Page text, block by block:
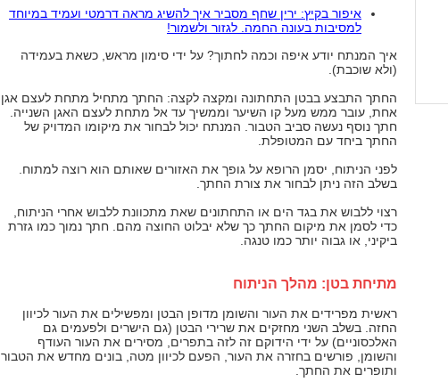
איפור בקיץ: ירין שחף מסביר איך להשיג מראה דרמטי ועמיד במיוחד
למסיבות בעונה החמה. לגזור ולשמור!
איך המנתח יודע איפה וכמה לחתוך? על ידי סימון מראש, כשאת בעמידה
(ולא שוכבת).
החתך התבצע בבטן התחתונה ומקצה לקצה: החתך מתחיל מתחת לעצם אגן
אחת, עובר ממש מעל קו השיער וממשיך עד אל מתחת לעצם האגן השנייה.
חתך נוסף נעשה סביב הטבור. המנתח יכול לבחור את מיקומו המדויק של
החתך ביחד עם המטופלת.
לפני הניתוח, יסמן הרופא על גופך את האזורים שאותם הוא רוצה למתוח.
בשלב הזה ניתן לבחור את צורת החתך.
רצוי ללבוש את בגד הים או התחתונים שאת מתכוונת ללבוש אחרי הניתוח,
כדי לסמן את מיקום החתך כך שלא יבלוט החוצה מהם. חתך נמוך כמו גזרת
ביקיני, או גבוה יותר כמו טנגה.
מתיחת בטן: מהלך הניתוח
ראשית מפרידים את העור והשומן מדופן הבטן ומפשילים את העור לכיוון
החזה. בשלב השני מחזקים את שרירי הבטן (גם הישרים ולפעמים גם
האלכסוניים) על ידי הידוקם זה לזה בתפרים, מסירים את העור העודף
והשומן, פורשים בחזרה את העור, הפעם לכיוון מטה, בונים מחדש את הטבור
ותופרים את החתך.